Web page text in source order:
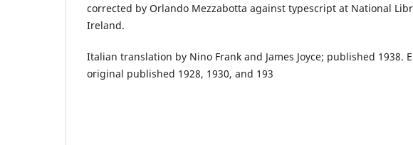
corrected by Orlando Mezzabotta against typescript at National
Ireland.
Italian translation by Nino Frank and James Joyce; published 1938.
original published 1928, 1930, and 193